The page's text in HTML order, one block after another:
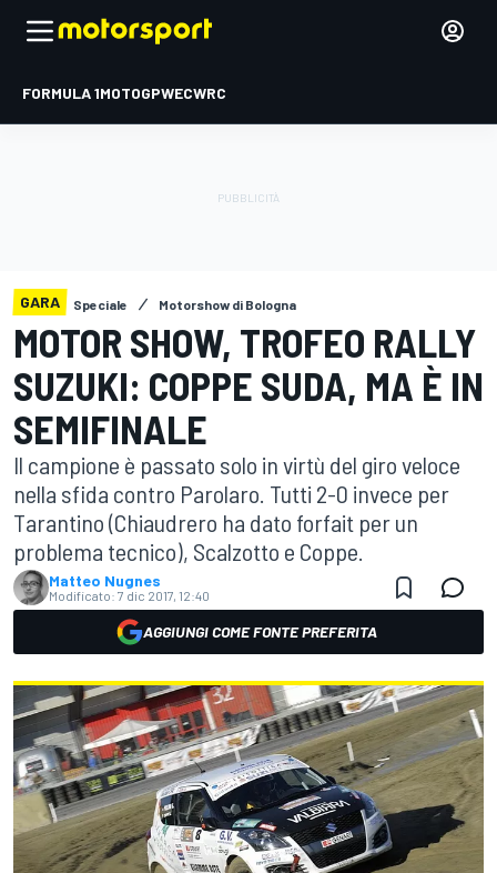
FORMULA 1MOTOGPWECWRC
GARA Speciale Motorshow di Bologna
MOTOR SHOW, TROFEO RALLY
SUZUKI: COPPE SUDA, MA È IN
SEMIFINALE
Il campione è passato solo in virtù del giro veloce
nella sfida contro Parolaro. Tutti 2-0 invece per
Tarantino (Chiaudrero ha dato forfait per un
problema tecnico), Scalzotto e Coppe.
Matteo Nugnes
Modificato: 7 dic 2017, 12:40
AGGIUNGI COME FONTE PREFERITA